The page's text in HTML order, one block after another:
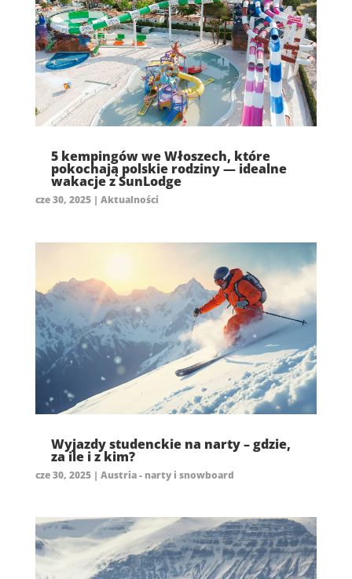
5 kempingów we Włoszech, które
pokochają polskie rodziny — idealne
wakacje z SunLodge
cze 30, 2025| Aktualności
Wyjazdy studenckie na narty – gdzie,
za ile i z kim?
cze 30, 2025| Austria - narty i snowboard